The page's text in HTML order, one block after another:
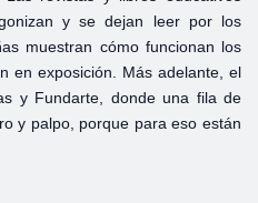
y se dejan leer por los
muestran cómo funcionan los
en exposición. Más adelante, el
y Fundarte, donde una fila de
y palpo, porque para eso están